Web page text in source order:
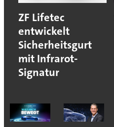
ZF Lifetec
entwickelt
Sicherheitsgurt
mit Infrarot-
Signatur